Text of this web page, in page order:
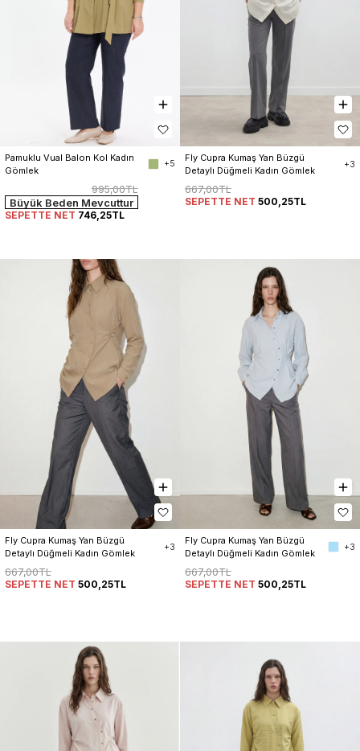
Pamuklu Vual Balon Kol Kadın
Gömlek
+5
995,00TL
Büyük Beden Mevcuttur
SEPETTE NET 746,25TL
Fly Cupra Kumaş Yan Büzgü
Detaylı Düğmeli Kadın Gömlek
+3
667,00TL
SEPETTE NET 500,25TL
Fly Cupra Kumaş Yan Büzgü
Detaylı Düğmeli Kadın Gömlek
+3
667,00TL
SEPETTE NET 500,25TL
Fly Cupra Kumaş Yan Büzgü
Detaylı Düğmeli Kadın Gömlek
+3
667,00TL
SEPETTE NET 500,25TL